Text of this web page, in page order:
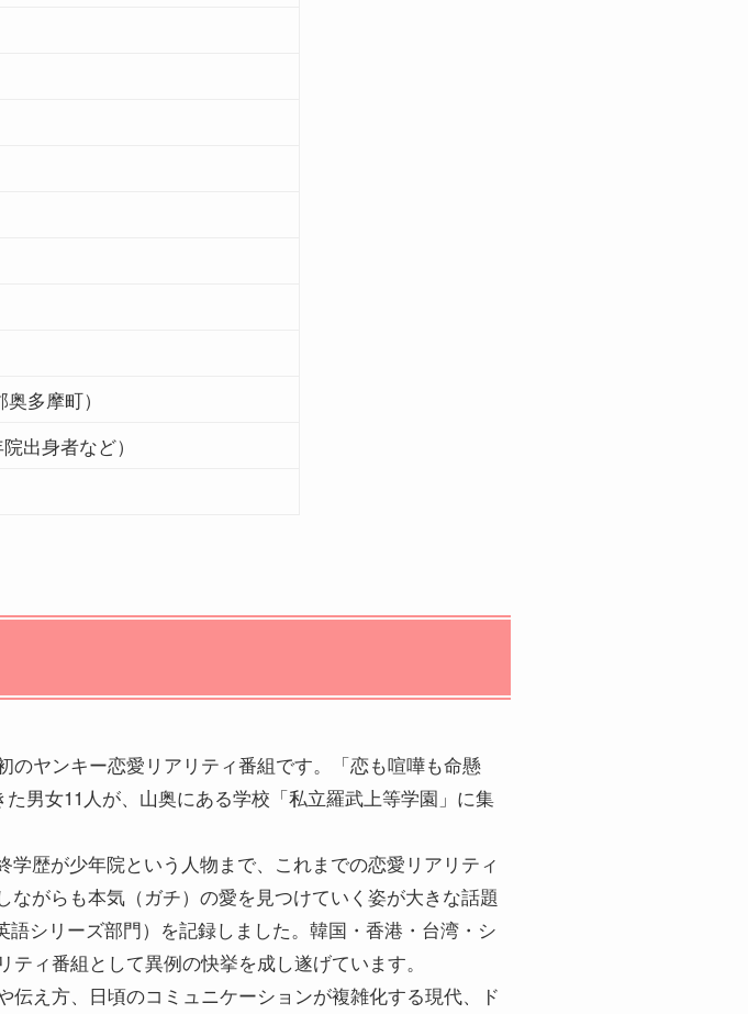
多摩町）
出身者など）
のヤンキー恋愛リアリティ番組です。「恋も喧嘩も命懸
男女11人が、山奥にある学校「私立羅武上等学園」に集
歴が少年院という人物まで、これまでの恋愛リアリティ
がらも本気（ガチ）の愛を見つけていく姿が大きな話題
シリーズ部門）を記録しました。韓国・香港・台湾・シ
ィ番組として異例の快挙を成し遂げています。
え方、日頃のコミュニケーションが複雑化する現代、ド